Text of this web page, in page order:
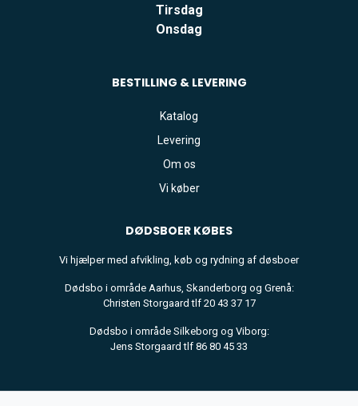
Tirsdag
Onsdag
BESTILLING & LEVERING
Katalog
Levering
Om os
Vi køber
DØDSBOER KØBES
Vi hjælper med afvikling, køb og rydning af døsboer
Dødsbo i område Aarhus, Skanderborg og Grenå:
Christen Storgaard tlf 20 43 37 17
Dødsbo i område Silkeborg og Viborg:
Jens Storgaard tlf 86 80 45 33